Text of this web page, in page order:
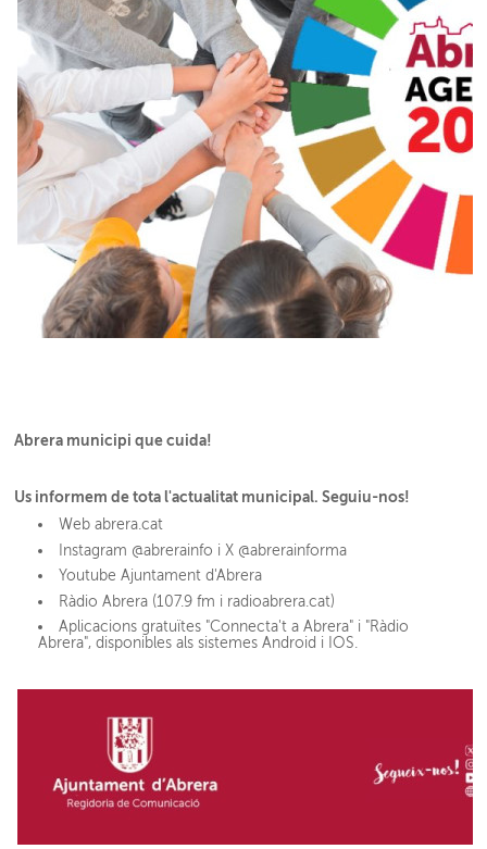
Abrera municipi que cuida!
Us informem de tota l'actualitat municipal. Seguiu-nos!
Web abrera.cat
Instagram @abrerainfo i X @abrerainforma
Youtube Ajuntament d'Abrera
Ràdio Abrera (107.9 fm i radioabrera.cat)
Aplicacions gratuïtes "Connecta't a Abrera" i "Ràdio
Abrera", disponibles als sistemes Android i IOS.